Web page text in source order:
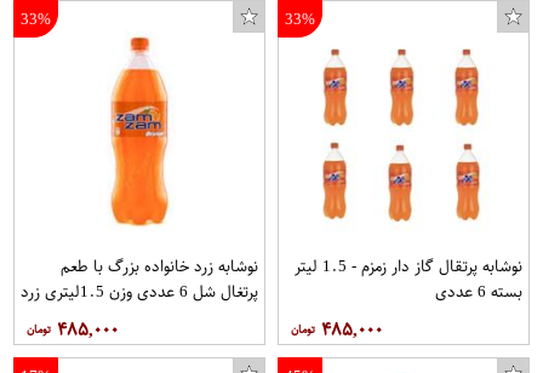
33%
نوشابه پرتقال گاز دار زمزم - 1.5 لیتر
بسته 6 عددی
۴۸۵,۰۰۰
33%
نوشابه زرد خانواده بزرگ با طعم
پرتغال شل 6 عددی وزن 1.5ليتري زرد
۴۸۵,۰۰۰